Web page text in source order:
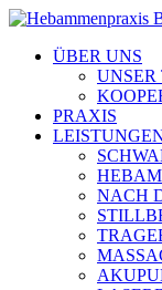
ÜBER UNS
PRAXIS
NACH